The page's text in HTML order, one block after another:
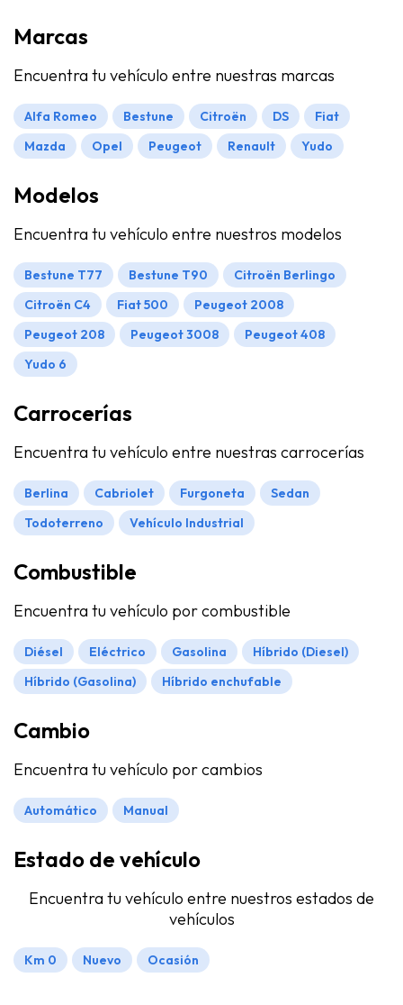
Marcas
Encuentra tu vehículo entre nuestras marcas
Alfa Romeo Bestune Citroën DS
Fiat
Mazda
Opel Peugeot Renault Yudo
Modelos
Encuentra tu vehículo entre nuestros modelos
Bestune T77 Bestune T90
Citroën Berlingo
Citroën C4
Fiat 500
Peugeot 2008
Peugeot 208
Peugeot 3008
Peugeot 408
Yudo 6
Carrocerías
Encuentra tu vehículo entre nuestras carrocerías
Berlina Cabriolet Furgoneta
Sedan
Todoterreno
Vehículo Industrial
Combustible
Encuentra tu vehículo por combustible
Diésel Eléctrico Gasolina
Híbrido (Diesel)
Híbrido (Gasolina)
Híbrido enchufable
Cambio
Encuentra tu vehículo por cambios
Automático Manual
Estado de vehículo
Encuentra tu vehículo entre nuestros estados de
vehículos
Km 0 Nuevo Ocasión